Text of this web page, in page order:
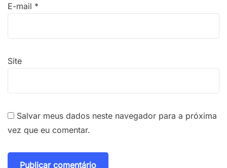
E-mail *
Site
Salvar meus dados neste navegador para a próxima
vez que eu comentar.